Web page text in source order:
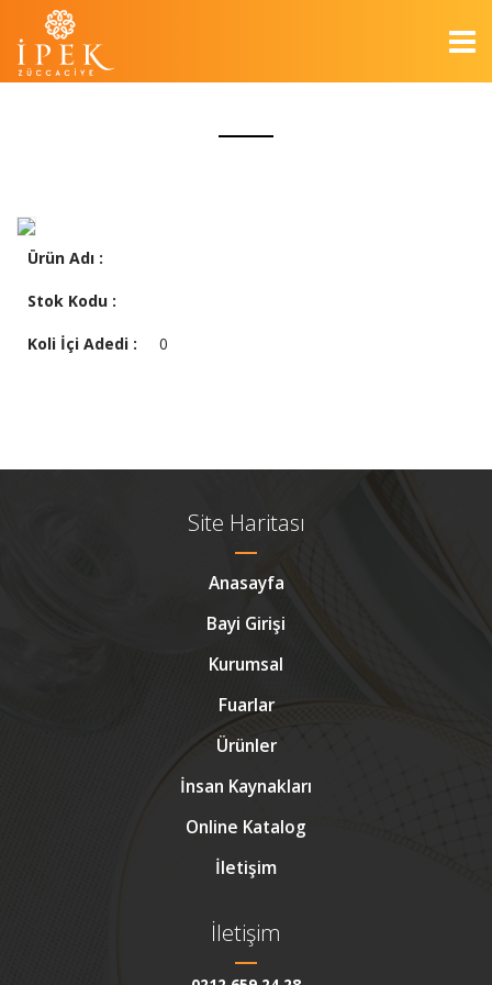
Ürün Adı :
Stok Kodu :
Koli İçi Adedi : 0
Site Haritası
Anasayfa
Bayi Girişi
Kurumsal
Fuarlar
Ürünler
İnsan Kaynakları
Online Katalog
İletişim
İletişim